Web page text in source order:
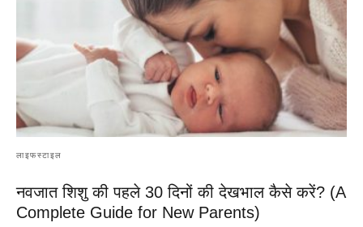
लाइफस्टाइल
नवजात शिशु की पहले 30 दिनों की देखभाल कैसे करें? (A
Complete Guide for New Parents)